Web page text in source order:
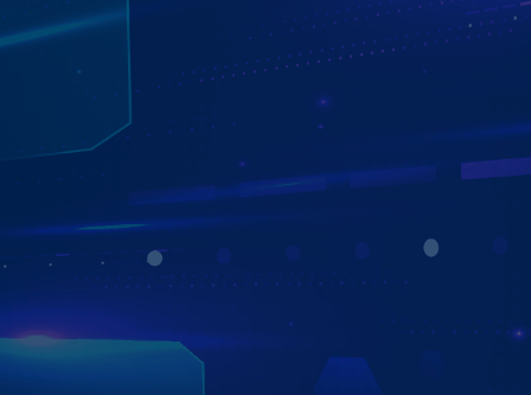
BÙNG NỔ QUÀ TẶNG
KHI MUA MÀN HÌNH ZESTECH Z18
- Bản quyền bản đồ Vietmap Live